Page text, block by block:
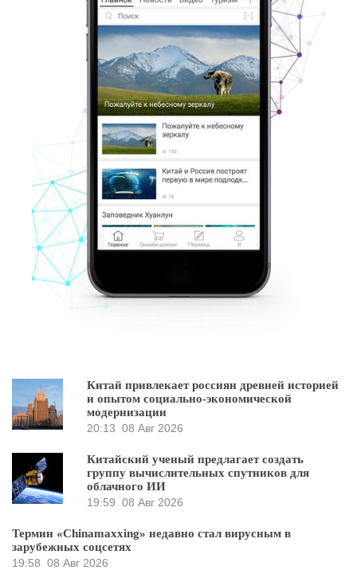
Китай привлекает россиян древней историей
и опытом социально-экономической
модернизации
20:13 08 Авг 2026
Китайский ученый предлагает создать
группу вычислительных спутников для
облачного ИИ
19:59 08 Авг 2026
Термин «Chinamaxxing» недавно стал вирусным в
зарубежных соцсетях
19:58 08 Авг 2026